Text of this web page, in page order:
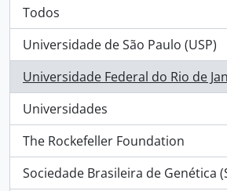
Todos
Universidade de São Paulo (USP)
, 3 resultados
Universidade Federal do Rio de
, 3 resultados
Universidades
, 3 resultados
The Rockefeller Foundation
, 2 resultados
Sociedade Brasileira de Genética
, 1 resultados